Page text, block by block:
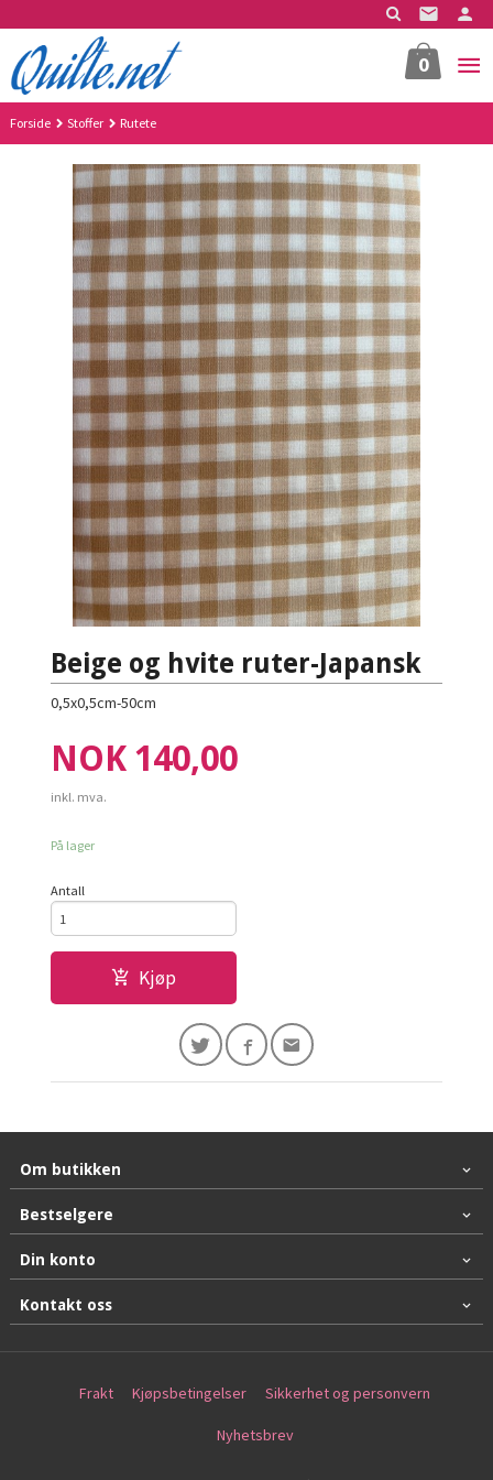
til
innholdet
0
Forside Stoffer Rutete
Beige og hvite ruter-Japansk
0,5x0,5cm-50cm
Pris
NOK 140,00
inkl. mva.
På lager
Antall
Kjøp
Om butikken
Bestselgere
Din konto
Kontakt oss
Frakt Kjøpsbetingelser Sikkerhet og personvern
Nyhetsbrev